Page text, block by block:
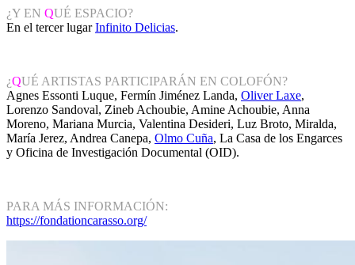
¿Y EN QUÉ ESPACIO?
En el tercer lugarInfinito Delicias.
¿QUÉ ARTISTAS PARTICIPARÁN EN COLOFÓN?
Agnes Essonti Luque, Fermín Jiménez Landa, Oliver Laxe,
Lorenzo Sandoval, Zineb Achoubie, Amine Achoubie, Anna
Moreno, Mariana Murcia, Valentina Desideri, Luz Broto, Miralda,
María Jerez, Andrea Canepa, Olmo Cuña, La Casa de los Engarces
y Oficina de Investigación Documental (OID).
PARA MÁS INFORMACIÓN:
https://fondationcarasso.org/